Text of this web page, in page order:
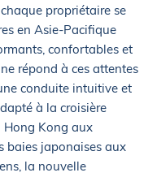
propriétaire se
en Asie-Pacifique
confortables et
répond à ces attentes
conduite intuitive et
à la croisière
Hong Kong aux
baies japonaises aux
la nouvelle